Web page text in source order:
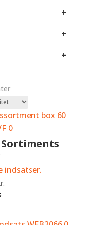
+
+
+
Sorteret
efter
popularitet
Sortiments
indsatser.